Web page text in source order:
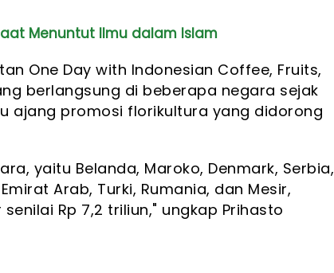
Menuntut Ilmu dalam Islam
One Day with Indonesian Coffee, Fruits,
berlangsung di beberapa negara sejak
ajang promosi florikultura yang didorong
yaitu Belanda, Maroko, Denmark, Serbia,
Arab, Turki, Rumania, dan Mesir,
Rp 7,2 triliun," ungkap Prihasto